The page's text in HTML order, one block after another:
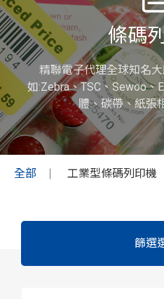
條碼
精聯電子代理全球知名
如:Zebra、TSC、Sewoo、
體、碳帶、紙張
全部 工業型條碼列印機
篩選